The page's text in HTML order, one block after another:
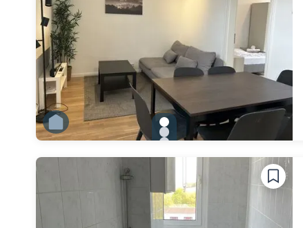
gallery.slide_selector
Zu Slide 1 wechseln
Zu Slide 2 wechseln
Zu Slide 5 wechseln
Zu Slide 6 wechseln